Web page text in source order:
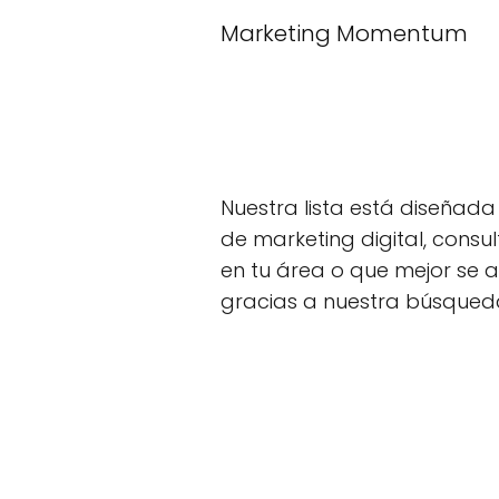
Marketing Momentum
Nuestra lista está
de marketing digital,
en tu área o que mejor se
gracias a nuestra